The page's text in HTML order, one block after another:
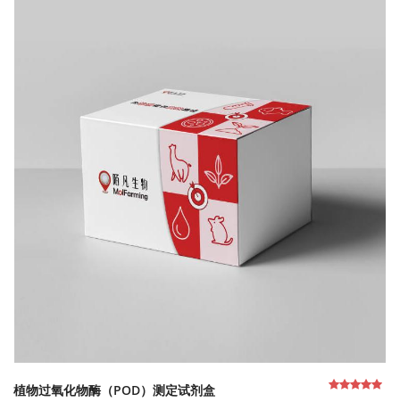
植物过氧化物酶（POD）测定试剂盒